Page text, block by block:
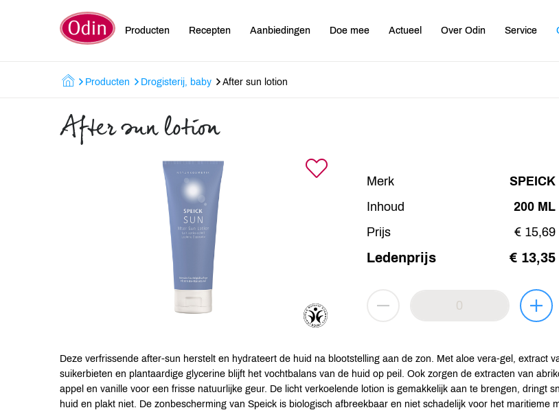
Producten Recepten Aanbiedingen Doe mee Actueel Over Odin Service
Producten Drogisterij, baby After sun lotion
After sun lotion
Merk
SPEICK
Inhoud
200 ML
Prijs
€ 15,69
Ledenprijs € 13,35
Deze verfrissende after-sun herstelt en hydrateert de huid na blootstelling aan de zon. Met aloe vera-gel, extract
suikerbieten en plantaardige glycerine blijft het vochtbalans van de huid op peil. Ook zorgen de extracten van
appel en vanille voor een frisse natuurlijke geur. De licht verkoelende lotion is gemakkelijk aan te brengen, dringt
huid en plakt niet. De zonbescherming van Speick is biologisch afbreekbaar en niet schadelijk voor het maritieme